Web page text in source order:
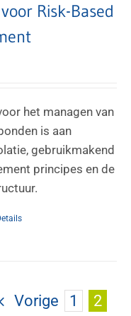
Risk-Based
het managen van
is aan
gebruikmakend
principes en de
Vorige 1 2